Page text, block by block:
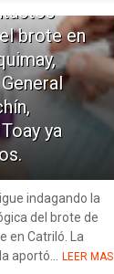
brote en
ya
indagando la
del brote de
en Catriló. La
aportó... LEER MAS